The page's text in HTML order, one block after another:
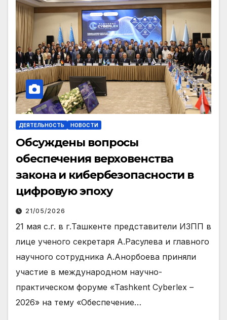
ДЕЯТЕЛЬНОСТЬ НОВОСТИ
Обсуждены вопросы
обеспечения верховенства
закона и кибербезопасности в
цифровую эпоху
21/05/2026
21 мая с.г. в г.Ташкенте представители ИЗПП в
лице ученого секретаря А.Расулева и главного
научного сотрудника А.Анорбоева приняли
участие в международном научно-
практическом форуме «Tashkent Cyberlex –
2026» на тему «Обеспечение…